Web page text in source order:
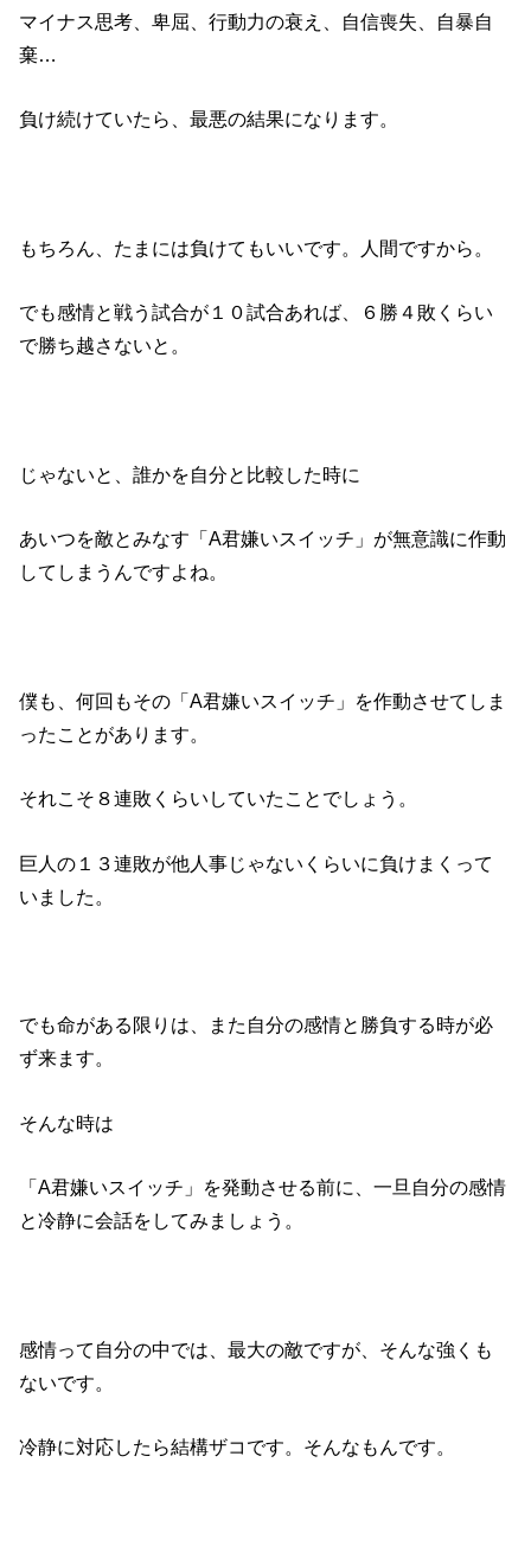
マイナス思考、卑屈、行動力の衰え、自信喪失、自暴自
棄…
負け続けていたら、最悪の結果になります。
もちろん、たまには負けてもいいです。人間ですから。
でも感情と戦う試合が１０試合あれば、６勝４敗くらい
で勝ち越さないと。
じゃないと、誰かを自分と比較した時に
あいつを敵とみなす「A君嫌いスイッチ」が無意識に作動
してしまうんですよね。
僕も、何回もその「A君嫌いスイッチ」を作動させてしま
ったことがあります。
それこそ８連敗くらいしていたことでしょう。
巨人の１３連敗が他人事じゃないくらいに負けまくって
いました。
でも命がある限りは、また自分の感情と勝負する時が必
ず来ます。
そんな時は
「A君嫌いスイッチ」を発動させる前に、一旦自分の感情
と冷静に会話をしてみましょう。
感情って自分の中では、最大の敵ですが、そんな強くも
ないです。
冷静に対応したら結構ザコです。そんなもんです。